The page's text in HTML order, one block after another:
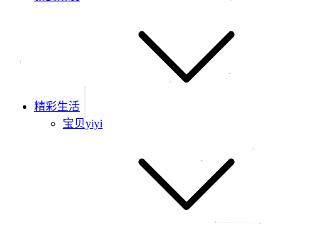
精彩生活
宝贝yiyi